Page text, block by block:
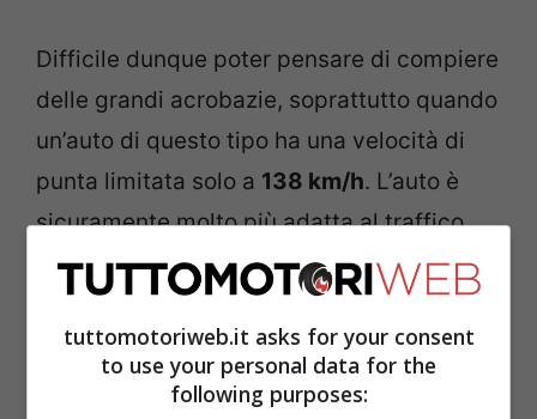
Difficile dunque poter pensare di compiere
delle grandi acrobazie, soprattutto quando
un’auto di questo tipo ha una velocità di
punta limitata solo a 138 km/h. L’auto è
sicuramente molto più adatta al traffico
urbano e non è di certo il massimo per
poter attraversare i tetti “ in volo”.
Eppure questa era un’idea che stuzzicava
tuttomotoriweb.it asks for your consent
to use your personal data for the
following purposes: